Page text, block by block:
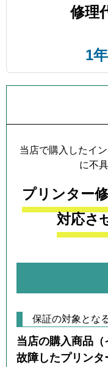
修理
1
当店で購入したイ
に不
プリンター
対応さ
保証の対象とな
当店の購入商品
故障したプリンタ